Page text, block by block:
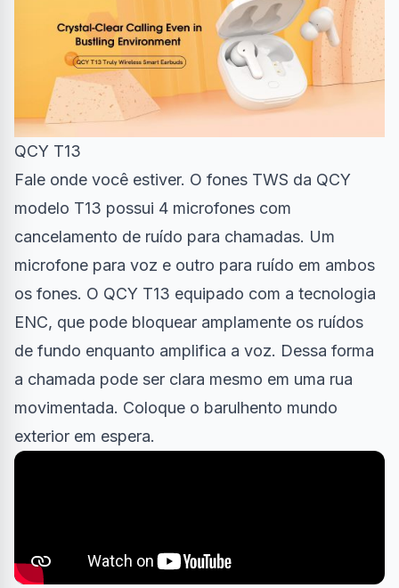
QCY T13
Fale onde você estiver. O fones TWS da QCY
modelo T13 possui 4 microfones com
cancelamento de ruído para chamadas. Um
microfone para voz e outro para ruído em ambos
os fones. O QCY T13 equipado com a tecnologia
ENC, que pode bloquear amplamente os ruídos
de fundo enquanto amplifica a voz. Dessa forma
a chamada pode ser clara mesmo em uma rua
movimentada. Coloque o barulhento mundo
exterior em espera.